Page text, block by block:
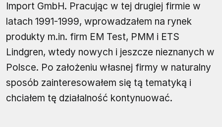
Import GmbH. Pracując w tej drugiej firmie w
latach 1991-1999, wprowadzałem na rynek
produkty m.in. firm EM Test, PMM i ETS
Lindgren, wtedy nowych i jeszcze nieznanych w
Polsce. Po założeniu własnej firmy w naturalny
sposób zainteresowałem się tą tematyką i
chciałem tę działalność kontynuować.